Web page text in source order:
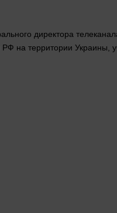
директора
на территории Украины,